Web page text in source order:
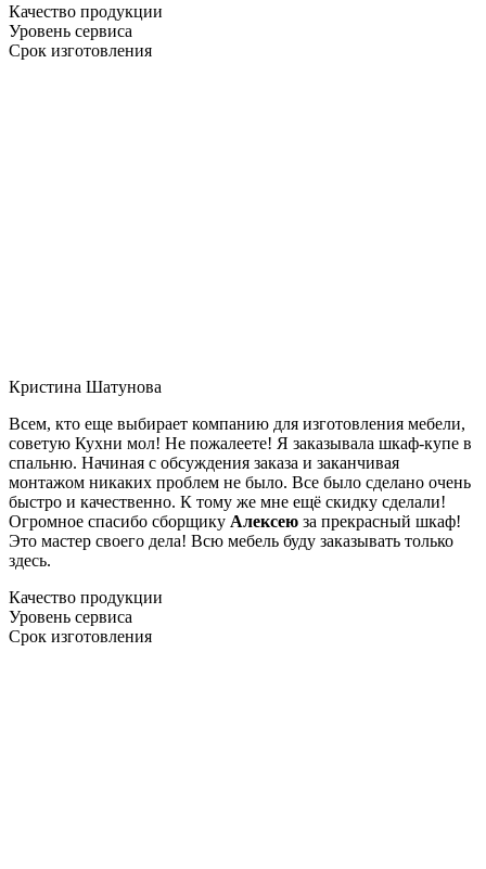
Качество продукции
Уровень сервиса
Срок изготовления
Кристина Шатунова
Всем, кто еще выбирает компанию для изготовления мебели,
советую Кухни мол! Не пожалеете! Я заказывала шкаф-купе в
спальню. Начиная с обсуждения заказа и заканчивая
монтажом никаких проблем не было. Все было сделано очень
быстро и качественно. К тому же мне ещё скидку сделали!
Огромное спасибо сборщику Алексею за прекрасный шкаф!
Это мастер своего дела! Всю мебель буду заказывать только
здесь.
Качество продукции
Уровень сервиса
Срок изготовления